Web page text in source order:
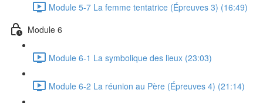
Module 5-7 La femme tentatrice (Épreuves 3) (16:49)
Module 6
Module 6-1 La symbolique des lieux (23:03)
Module 6-2 La réunion au Père (Épreuves 4) (21:14)